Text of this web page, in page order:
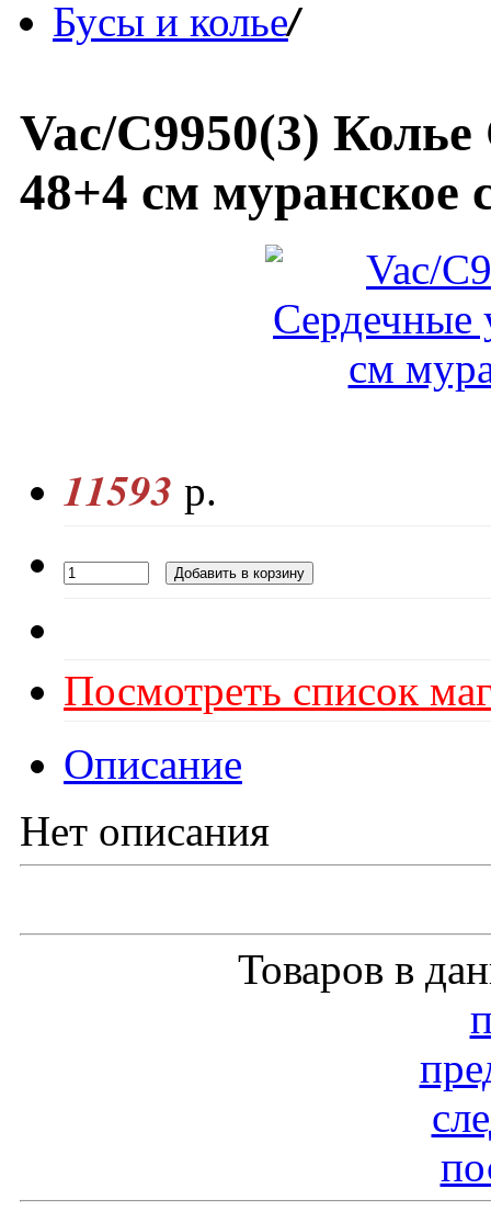
Бусы и колье/
Vac/С9950(3)
48+4 см муранское
11593 р.
Посмотреть список
Описание
Нет описания
Товаров в